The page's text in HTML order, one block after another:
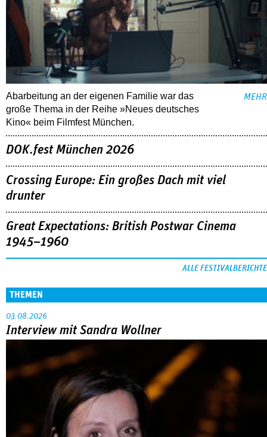
Abarbeitung an der eigenen Familie war das
große Thema in der Reihe »Neues deutsches
Kino« beim Filmfest München.
MEHR
DOK.fest München 2026
Crossing Europe: Ein großes Dach mit viel
drunter
Great Expectations: British Postwar Cinema
1945–1960
ALLE FESTIVALBERICHTE
THEMEN
03.08.2026
Interview mit Sandra Wollner